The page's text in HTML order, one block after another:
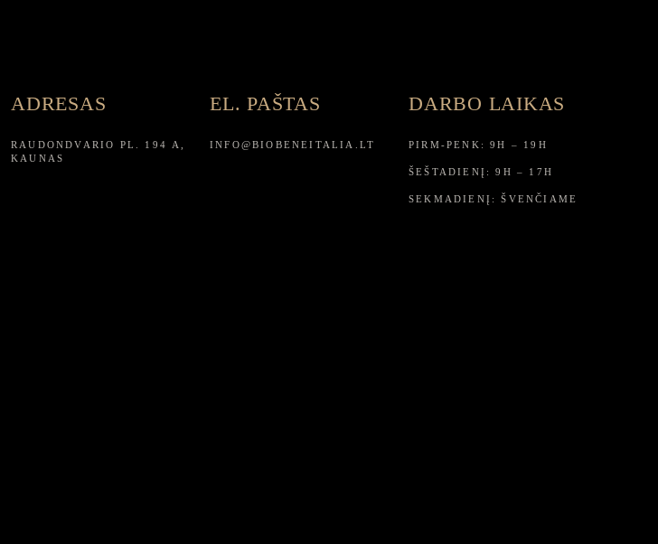
ADRESAS
RAUDONDVARIO PL. 194 A,
KAUNAS
EL. PAŠTAS
INFO@BIOBENEITALIA.LT
DARBO LAIKAS
PIRM-PENK: 9H – 19H
ŠEŠTADIENĮ: 9H – 17H
SEKMADIENĮ: ŠVENČIAME